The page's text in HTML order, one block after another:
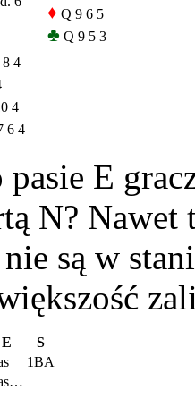
♦ Q 9 6 5
♣ Q 9 5 3
8 4
4
6 4
pasie E
N? Nawet
są w
E
S
1BA